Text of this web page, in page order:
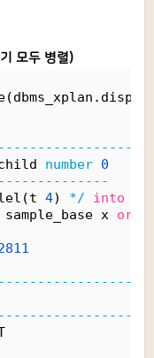
모두 병렬)
child number 0
4) */ into
sample_base x